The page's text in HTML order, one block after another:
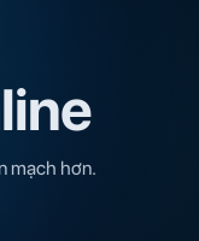
mạch hơn.